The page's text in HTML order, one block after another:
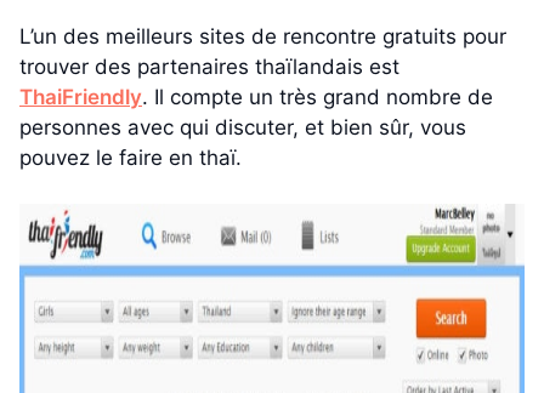
L’un des meilleurs sites de rencontre gratuits pour
trouver des partenaires thaïlandais est
ThaiFriendly. Il compte un très grand nombre de
personnes avec qui discuter, et bien sûr, vous
pouvez le faire en thaï.